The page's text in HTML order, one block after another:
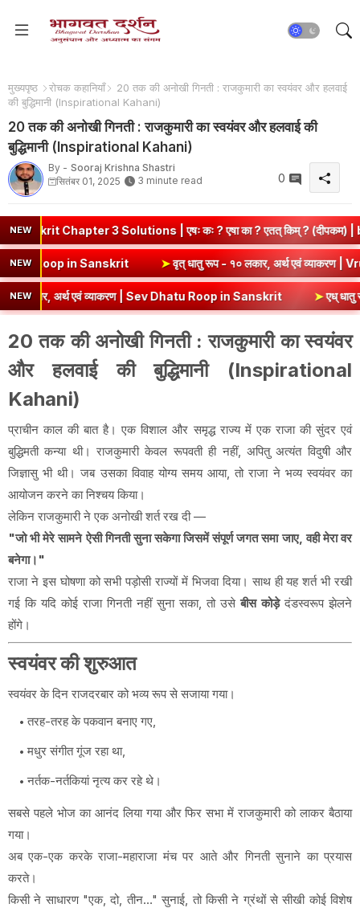
मुख्यपृष्ठ रोचक कहानियाँ
20 तक की अनोखी गिनती : राजकुमारी का स्वयंवर और हलवाई
की बुद्धिमानी (Inspirational Kahani)
20 तक की अनोखी गिनती : राजकुमारी का स्वयंवर और हलवाई की
बुद्धिमानी (Inspirational Kahani)
By - Sooraj Krishna Shastri
सितंबर 01, 2025
3 minute read 0
NEW3 Solutions | एषः कः ? एषा का ? एतत् किम् ? (दीपकम) |
NEW
व्याकरण | Kri Dhatu Roop in Sanskrit ➤वृत् धातु रूप - १० लकार,
NEWएवं व्याकरण | Sev Dhatu Roop in Sanskrit ➤एध् धातु रूप - १०
20 तक की अनोखी गिनती : राजकुमारी का स्वयंवर
और हलवाई की बुद्धिमानी (Inspirational
Kahani)
प्राचीन काल की बात है। एक विशाल और समृद्ध राज्य में एक राजा की सुंदर एवं
बुद्धिमती कन्या थी। राजकुमारी केवल रूपवती ही नहीं, अपितु अत्यंत विदुषी और
जिज्ञासु भी थी। जब उसका विवाह योग्य समय आया, तो राजा ने भव्य स्वयंवर का
आयोजन करने का निश्चय किया।
लेकिन राजकुमारी ने एक अनोखी शर्त रख दी —
"जो भी मेरे सामने ऐसी गिनती सुना सकेगा जिसमें संपूर्ण जगत समा जाए, वही मेरा वर
बनेगा।"
राजा ने इस घोषणा को सभी पड़ोसी राज्यों में भिजवा दिया। साथ ही यह शर्त भी रखी
गई कि यदि कोई राजा गिनती नहीं सुना सका, तो उसेबीस कोड़ेदंडस्वरूप झेलने
होंगे।
स्वयंवर की शुरुआत
स्वयंवर के दिन राजदरबार को भव्य रूप से सजाया गया।
तरह-तरह के पकवान बनाए गए,
मधुर संगीत गूंज रहा था,
नर्तक-नर्तकियां नृत्य कर रहे थे।
सबसे पहले भोज का आनंद लिया गया और फिर सभा में राजकुमारी को लाकर बैठाया
गया।
अब एक-एक करके राजा-महाराजा मंच पर आते और गिनती सुनाने का प्रयास
करते।
किसी ने साधारण "एक, दो, तीन…" सुनाई, तो किसी ने ग्रंथों से सीखी कोई विशेष